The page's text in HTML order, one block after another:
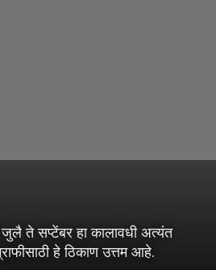
जुलै ते सप्टेंबर हा कालावधी अत्यंत
हे ठिकाण उत्तम आहे.